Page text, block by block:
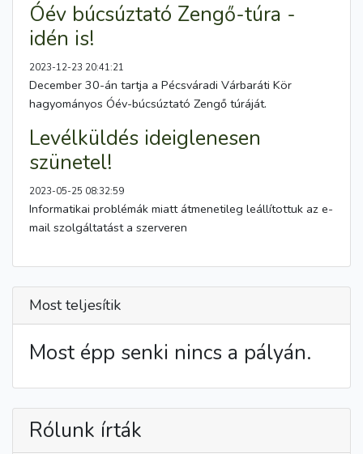
Óév búcsúztató Zengő-túra -
idén is!
2023-12-23 20:41:21
December 30-án tartja a Pécsváradi Várbaráti Kör
hagyományos Óév-búcsúztató Zengő túráját.
Levélküldés ideiglenesen
szünetel!
2023-05-25 08:32:59
Informatikai problémák miatt átmenetileg leállítottuk az e-
mail szolgáltatást a szerveren
Most teljesítik
Most épp senki nincs a pályán.
Rólunk írták